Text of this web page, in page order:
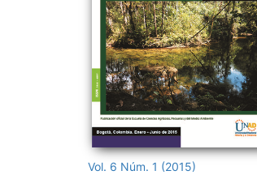
Vol. 6 Núm. 1 (2015)